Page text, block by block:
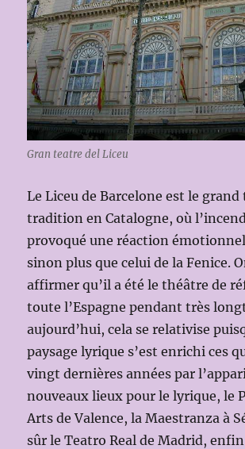
Gran teatre del Liceu
Le Liceu de Barcelone est le grand
tradition en Catalogne, où
provoqué une réaction
sinon plus que celui de la Fenice.
affirmer qu’il a été le théâtre de
toute l’Espagne pendant très
aujourd’hui, cela se relativise
paysage lyrique s’est enrichi ces
vingt dernières années par
nouveaux lieux pour le lyrique, le
Arts de Valence, la Maestranza à
sûr le Teatro Real de Madrid,